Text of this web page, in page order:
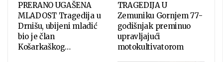
PRERANO UGAŠENA
MLADOST Tragedija u
Drnišu, ubijeni mladić
bio je član
Košarkaškog…
TRAGEDIJA U
Zemuniku Gornjem 77-
godišnjak preminuo
upravljajući
motokultivatorom